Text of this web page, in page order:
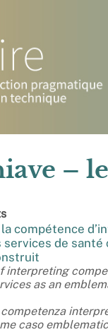
–
la compétence
services de
interpreting
as an
caso